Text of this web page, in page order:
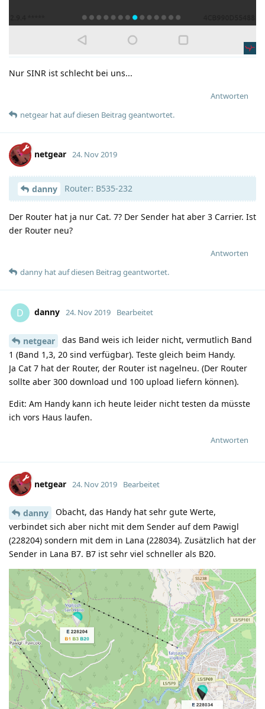
Nur SINR ist schlecht bei uns...
Antworten
netgear hatauf diesen Beitrag geantwortet.
netgear 24. Nov 2019
danny Router: B535-232
Der Router hat ja nur Cat. 7? Der Sender hat aber 3 Carrier. Ist
der Router neu?
Antworten
danny hatauf diesen Beitrag geantwortet.
D danny 24. Nov 2019 Bearbeitet
netgear
das Band weis ich leider nicht, vermutlich Band
1 (Band 1,3, 20 sind verfügbar). Teste gleich beim Handy.
Ja Cat 7 hat der Router, der Router ist nagelneu. (Der Router
sollte aber 300 download und 100 upload liefern können).
Edit: Am Handy kann ich heute leider nicht testen da müsste
ich vors Haus laufen.
Antworten
netgear 24. Nov 2019 Bearbeitet
danny
Obacht, das Handy hat sehr gute Werte,
verbindet sich aber nicht mit dem Sender auf dem Pawigl
(228204) sondern mit dem in Lana (228034). Zusätzlich hat der
Sender in Lana B7. B7 ist sehr viel schneller als B20.